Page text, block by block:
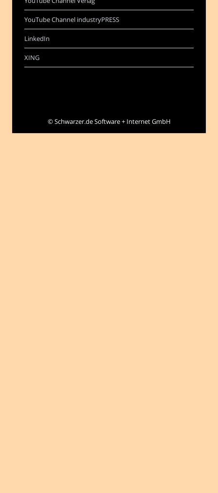
YouTube Channel industryPRESS
LinkedIn
XING
©Schwarzer.de Software + Internet GmbH